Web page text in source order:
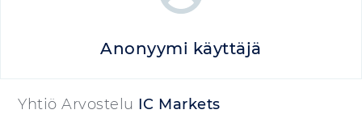
Yhtiö Arvostelu IC Markets
Anonyymi käyttäjä